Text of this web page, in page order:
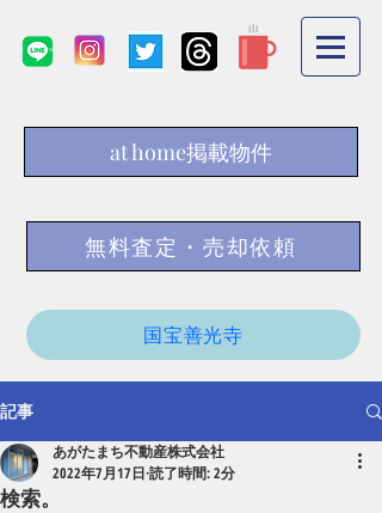
at home掲載物件
無料査定・売却依頼
国宝善光寺
記事
検索。
あがたまち不動産株式会社
2022年7月17日 読了時間: 2分